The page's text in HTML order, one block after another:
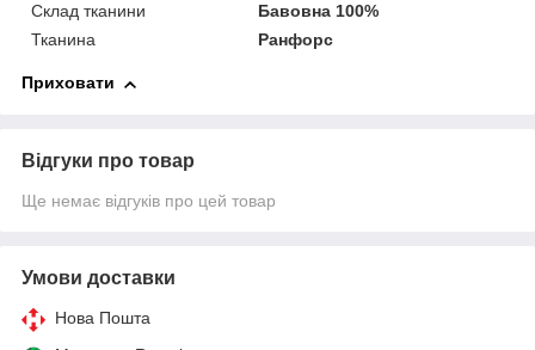
Склад тканини
Бавовна 100%
Тканина
Ранфорс
Приховати
Відгуки про товар
Ще немає відгуків про цей товар
Умови доставки
Нова Пошта